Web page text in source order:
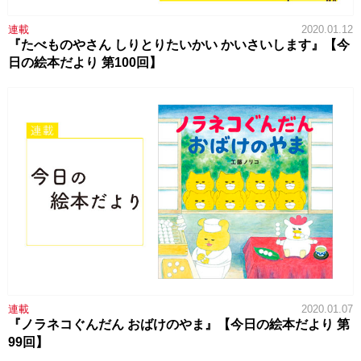
連載 2020.01.12
『たべものやさん しりとりたいかい かいさいします』【今
日の絵本だより 第100回】
連載 2020.01.07
『ノラネコぐんだん おばけのやま』【今日の絵本だより 第
99回】